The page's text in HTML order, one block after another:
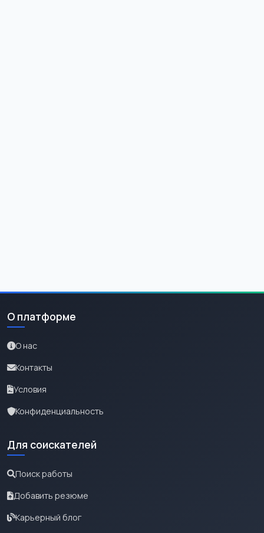
О платформе
О нас
Контакты
Условия
Конфиденциальность
Для соискателей
Поиск работы
Добавить резюме
Карьерный блог